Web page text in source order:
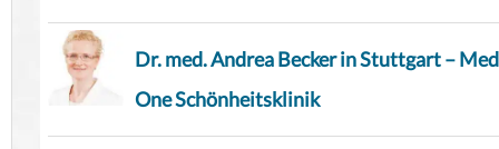
Dr. med. Andrea Becker in Stuttgart –
One Schönheitsklinik